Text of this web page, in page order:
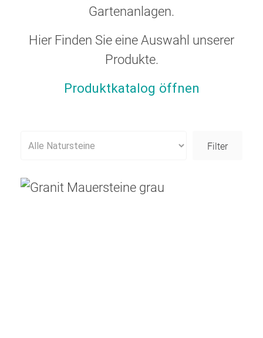
Gartenanlagen.
Hier Finden Sie eine Auswahl unserer
Produkte.
Produktkatalog öffnen
Filter